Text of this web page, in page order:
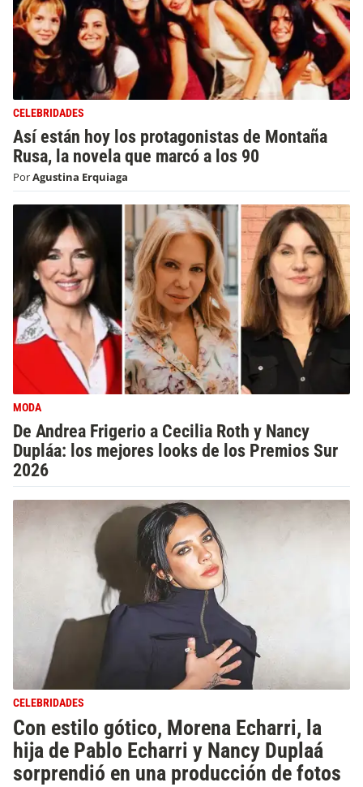
CELEBRIDADES
Así están hoy los protagonistas de Montaña
Rusa, la novela que marcó a los 90
PorAgustina Erquiaga
MODA
De Andrea Frigerio a Cecilia Roth y Nancy
Dupláa: los mejores looks de los Premios Sur
2026
CELEBRIDADES
Con estilo gótico, Morena Echarri, la
hija de Pablo Echarri y Nancy Duplaá
sorprendió en una producción de fotos